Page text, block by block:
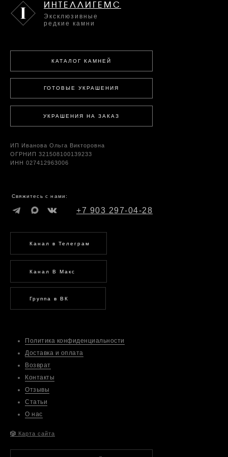
КАТАЛОГ КАМНЕЙ
УКРАШЕНИЯ НА ЗАКАЗ
ГОТОВЫЕ УКРАШЕНИЯ
Эксклюзивные
редкие камни
ИНТЕЛЛИГЕМС
Политика конфиденциальности
Доставка и оплата
Возврат
Контакты
Отзывы
Статьи
О нас
+7 903 297-04-28
Канал В Макс
Группа в ВК
Канал в Телеграм
Свяжитесь с нами:
🎲 Карта сайта
ИП Иванова Ольга Викторовна
ОГРНИП 321508100139233
ИНН 027412963006